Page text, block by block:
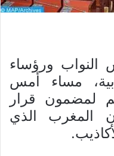
ورؤساء
مساء أمس
لمضمون قرار
المغرب الذي